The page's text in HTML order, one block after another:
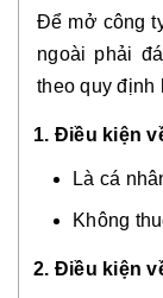
Để mở công
ngoài phải
theo quy định
1. Điều kiện
Là cá
Không
2. Điều kiện